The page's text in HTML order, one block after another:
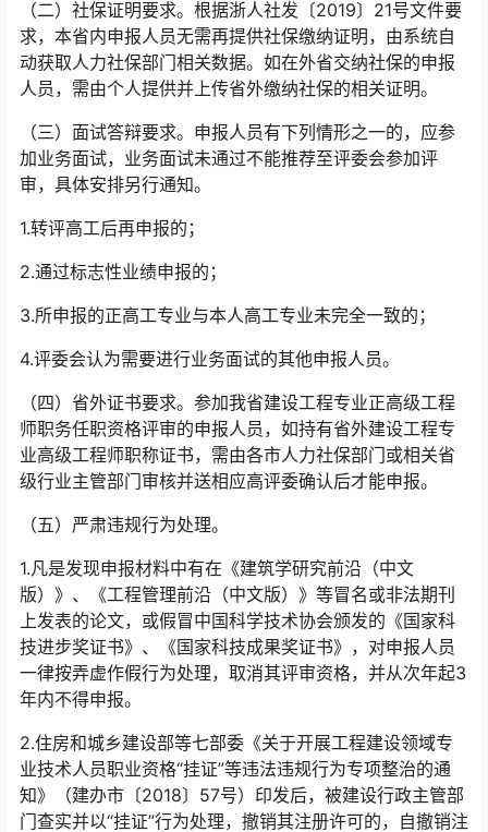
（二）社保证明要求。根据浙人社发〔2019〕21号文件要
求，本省内申报人员无需再提供社保缴纳证明，由系统自
动获取人力社保部门相关数据。如在外省交纳社保的申报
人员，需由个人提供并上传省外缴纳社保的相关证明。
（三）面试答辩要求。申报人员有下列情形之一的，应参
加业务面试，业务面试未通过不能推荐至评委会参加评
审，具体安排另行通知。
1.转评高工后再申报的；
2.通过标志性业绩申报的；
3.所申报的正高工专业与本人高工专业未完全一致的；
4.评委会认为需要进行业务面试的其他申报人员。
（四）省外证书要求。参加我省建设工程专业正高级工程
师职务任职资格评审的申报人员，如持有省外建设工程专
业高级工程师职称证书，需由各市人力社保部门或相关省
级行业主管部门审核并送相应高评委确认后才能申报。
（五）严肃违规行为处理。
1.凡是发现申报材料中有在《建筑学研究前沿（中文
版）》、《工程管理前沿（中文版）》等冒名或非法期刊
上发表的论文，或假冒中国科学技术协会颁发的《国家科
技进步奖证书》、《国家科技成果奖证书》，对申报人员
一律按弄虚作假行为处理，取消其评审资格，并从次年起3
年内不得申报。
2.住房和城乡建设部等七部委《关于开展工程建设领域专
业技术人员职业资格“挂证”等违法违规行为专项整治的通
知》（建办市〔2018〕57号）印发后，被建设行政主管部
门查实并以“挂证”行为处理，撤销其注册许可的，自撤销注